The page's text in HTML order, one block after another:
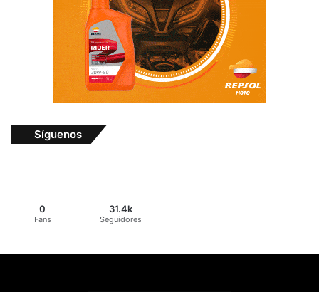
Síguenos
0
Fans
31.4k
Seguidores